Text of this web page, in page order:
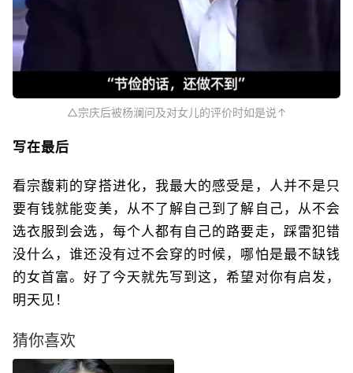
△宗庆后被杨澜问及对女儿的评价时如是说↑
写在最后
看宗馥莉的穿搭进化，我最大的感受是，人并不是只
要有钱就能变美，从不了解自己到了解自己，从不会
选衣服到会选，每个人都有自己的路要走，踩雷犯错
没什么，谁还没有过不会穿的时候，哪怕是最不缺钱
的女首富。好了今天就先写到这，希望对你有启发，
明天见！
猜你喜欢